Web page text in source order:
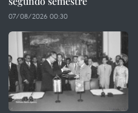
07/08/2026 00:30